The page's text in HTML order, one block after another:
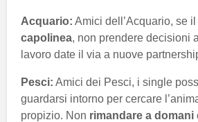
Acquario: Amici dell’Acquario, se
capolinea, non prendere decisioni
lavoro date il via a nuove
Pesci: Amici dei Pesci, i single
guardarsi intorno per cercare
propizio. Non rimandare a domani